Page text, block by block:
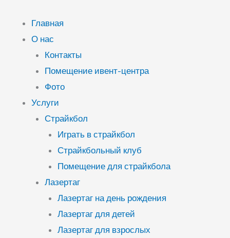
содержимому
Главная
О нас
Контакты
Помещение ивент-центра
Фото
Услуги
Страйкбол
Играть в страйкбол
Страйкбольный клуб
Помещение для страйкбола
Лазертаг
Лазертаг на день рождения
Лазертаг для детей
Лазертаг для взрослых